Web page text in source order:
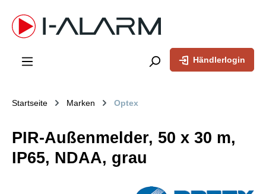
springen
Händlerlogin
Startseite Marken Optex
PIR-Außenmelder, 50 x 30 m,
IP65, NDAA, grau